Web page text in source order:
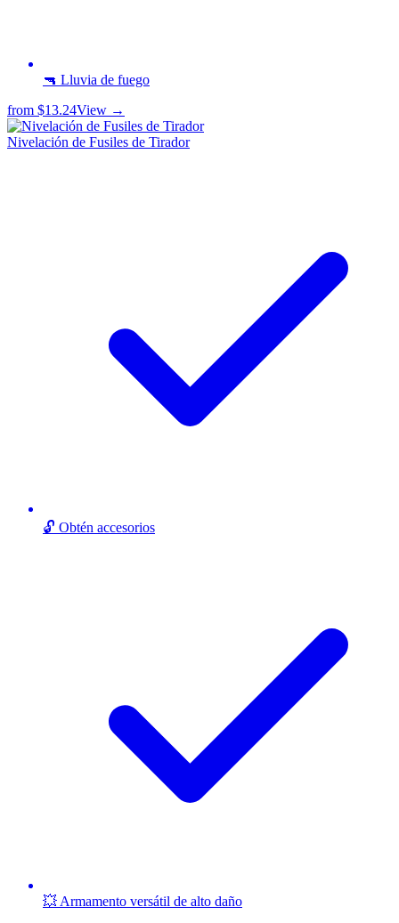
🔫 Lluvia de fuego
from $13.24View →
Nivelación de Fusiles de Tirador
🔓 Obtén accesorios
💥 Armamento versátil de alto daño